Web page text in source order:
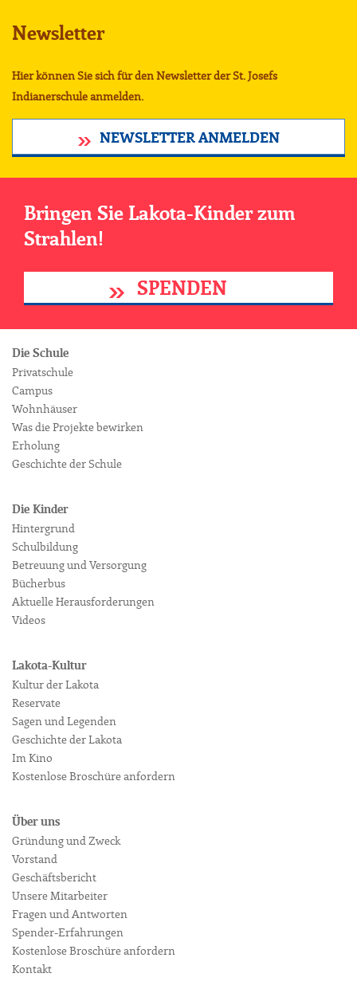
Newsletter
Hier können Sie sich für den Newsletter der St. Josefs
Indianerschule anmelden.
NEWSLETTER ANMELDEN
Bringen Sie Lakota-Kinder zum
Strahlen!
SPENDEN
Die Schule
Privatschule
Campus
Wohnhäuser
Was die Projekte bewirken
Erholung
Geschichte der Schule
Die Kinder
Hintergrund
Schulbildung
Betreuung und Versorgung
Bücherbus
Aktuelle Herausforderungen
Videos
Lakota-Kultur
Kultur der Lakota
Reservate
Sagen und Legenden
Geschichte der Lakota
Im Kino
Kostenlose Broschüre anfordern
Über uns
Gründung und Zweck
Vorstand
Geschäftsbericht
Unsere Mitarbeiter
Fragen und Antworten
Spender-Erfahrungen
Kostenlose Broschüre anfordern
Kontakt